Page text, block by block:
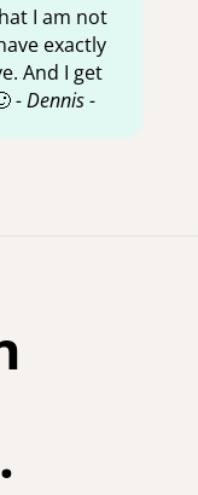
I am not
exactly
And I get
- Dennis -